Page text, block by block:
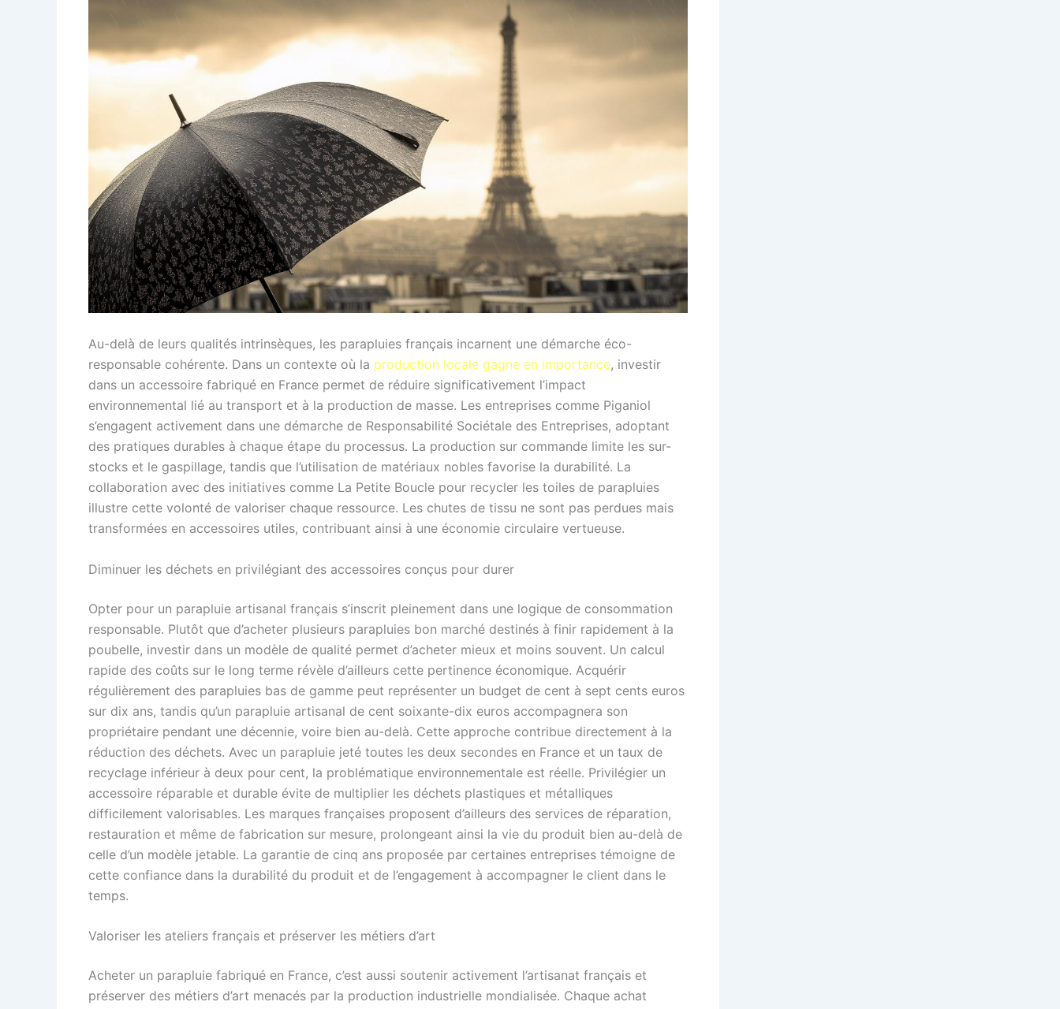
Au-delà de leurs qualités intrinsèques, les parapluies français incarnent une démarche éco-
responsable cohérente. Dans un contexte où la production locale gagne en importance, investir
dans un accessoire fabriqué en France permet de réduire significativement l’impact
environnemental lié au transport et à la production de masse. Les entreprises comme Piganiol
s’engagent activement dans une démarche de Responsabilité Sociétale des Entreprises, adoptant
des pratiques durables à chaque étape du processus. La production sur commande limite les sur-
stocks et le gaspillage, tandis que l’utilisation de matériaux nobles favorise la durabilité. La
collaboration avec des initiatives comme La Petite Boucle pour recycler les toiles de parapluies
illustre cette volonté de valoriser chaque ressource. Les chutes de tissu ne sont pas perdues mais
transformées en accessoires utiles, contribuant ainsi à une économie circulaire vertueuse.
Diminuer les déchets en privilégiant des accessoires conçus pour durer
Opter pour un parapluie artisanal français s’inscrit pleinement dans une logique de consommation
responsable. Plutôt que d’acheter plusieurs parapluies bon marché destinés à finir rapidement à la
poubelle, investir dans un modèle de qualité permet d’acheter mieux et moins souvent. Un calcul
rapide des coûts sur le long terme révèle d’ailleurs cette pertinence économique. Acquérir
régulièrement des parapluies bas de gamme peut représenter un budget de cent à sept cents euros
sur dix ans, tandis qu’un parapluie artisanal de cent soixante-dix euros accompagnera son
propriétaire pendant une décennie, voire bien au-delà. Cette approche contribue directement à la
réduction des déchets. Avec un parapluie jeté toutes les deux secondes en France et un taux de
recyclage inférieur à deux pour cent, la problématique environnementale est réelle. Privilégier un
accessoire réparable et durable évite de multiplier les déchets plastiques et métalliques
difficilement valorisables. Les marques françaises proposent d’ailleurs des services de réparation,
restauration et même de fabrication sur mesure, prolongeant ainsi la vie du produit bien au-delà de
celle d’un modèle jetable. La garantie de cinq ans proposée par certaines entreprises témoigne de
cette confiance dans la durabilité du produit et de l’engagement à accompagner le client dans le
temps.
Valoriser les ateliers français et préserver les métiers d’art
Acheter un parapluie fabriqué en France, c’est aussi soutenir activement l’artisanat français et
préserver des métiers d’art menacés par la production industrielle mondialisée. Chaque achat